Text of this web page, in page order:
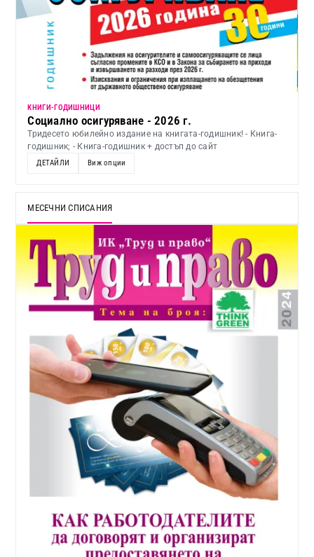
KНИГИ-ГОДИШНИЦИ
Социално осигуряване - 2026 г.
Тридесето юбилейно издание на книгата-годишник! - Книга-
годишник; - Книга-годишник + достъп до сайт
ДЕТАЙЛИ Виж опции
МЕСЕЧНИ СПИСАНИЯ